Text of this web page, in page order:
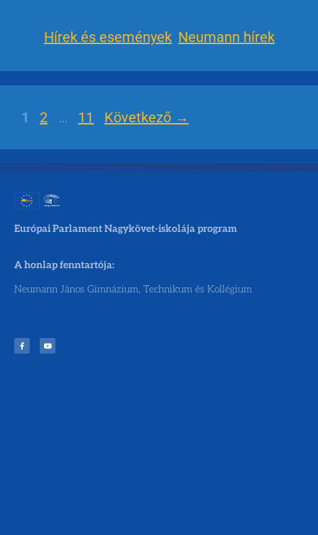
Hírek és események Neumann hírek
1 2 … 11 Következő →
Európai Parlament Nagykövet-iskolája program
A honlap fenntartója:
Neumann János Gimnázium, Technikum és Kollégium